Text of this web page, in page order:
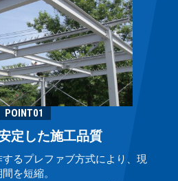
POINT01
定した施工品質
るプレファブ方式により、現
を短縮。